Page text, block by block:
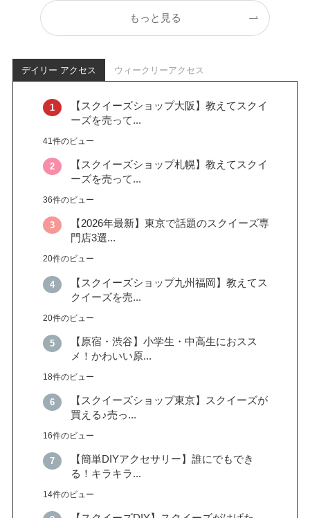
もっと見る
デイリー アクセス ウィークリーアクセス
【スクイーズショップ大阪】教えてスクイ
ーズを売って...
41件のビュー
【スクイーズショップ札幌】教えてスクイ
ーズを売って...
36件のビュー
【2026年最新】東京で話題のスクイーズ専
門店3選...
20件のビュー
【スクイーズショップ九州福岡】教えてス
クイーズを売...
20件のビュー
【原宿・渋谷】小学生・中高生におスス
メ！かわいい原...
18件のビュー
【スクイーズショップ東京】スクイーズが
買える♪売っ...
16件のビュー
【簡単DIYアクセサリー】誰にでもでき
る！キラキラ...
14件のビュー